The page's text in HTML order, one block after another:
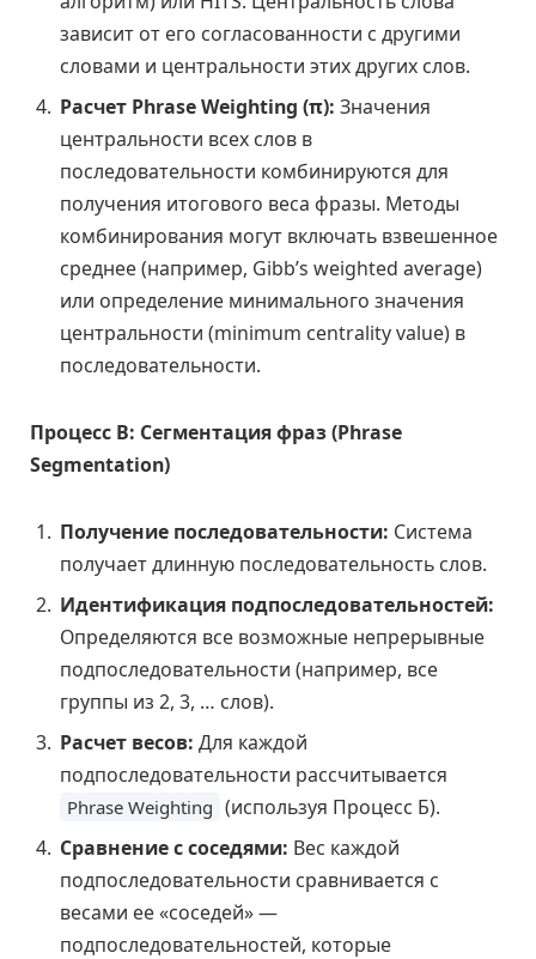
зависит от его согласованности с другими
словами и центральности этих других слов.
Расчет Phrase Weighting (π): Значения
центральности всех слов в
последовательности комбинируются для
получения итогового веса фразы. Методы
комбинирования могут включать взвешенное
среднее (например, Gibb’s weighted average)
или определение минимального значения
центральности (minimum centrality value) в
последовательности.
Процесс В: Сегментация фраз (Phrase
Segmentation)
Получение последовательности: Система
получает длинную последовательность слов.
Идентификация подпоследовательностей:
Определяются все возможные непрерывные
подпоследовательности (например, все
группы из 2, 3, … слов).
Расчет весов: Для каждой
подпоследовательности рассчитывается
Phrase Weighting (используя Процесс Б).
Сравнение с соседями: Вес каждой
подпоследовательности сравнивается с
весами ее «соседей» —
подпоследовательностей, которые